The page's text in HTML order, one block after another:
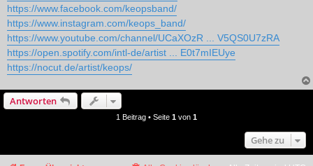
https://www.facebook.com/keopsband/
https://www.instagram.com/keops_band/
https://www.youtube.com/channel/UCaXOzR ... V5QS0U7zRA
https://open.spotify.com/intl-de/artist ... E0t7mIEUye
https://nocut.de/artist/keops/
Antworten
1 Beitrag • Seite 1 von 1
Gehe zu